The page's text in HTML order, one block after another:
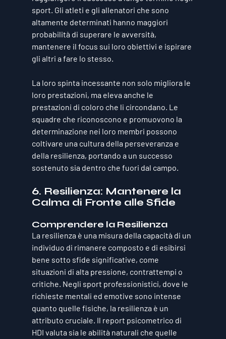
sport. Gli atleti e gli allenatori che sono
altamente determinati hanno maggiori
probabilità di superare le avversità,
mantenere il focus sui loro obiettivi e ispirare
gli altri a fare lo stesso.
La loro spinta incessante non solo migliora le
loro prestazioni, ma eleva anche le
prestazioni di coloro che li circondano. Le
squadre che riconoscono e promuovono la
determinazione nei loro membri possono
coltivare una cultura della perseveranza e
della resilienza, portando a un successo
sostenuto sia dentro che fuori dal campo.
6. Resilienza: Mantenere la
Calma di Fronte alle Sfide
Comprendere la Resilienza
La resilienza è una misura della capacità di un
individuo di rimanere composto e di esibirsi
bene sotto sfide significative, come
situazioni di alta pressione, contrattempi o
critiche. Negli sport professionistici, dove le
richieste mentali ed emotive sono intense
quanto quelle fisiche, la resilienza è un
attributo cruciale. Il report psicometrico di
HDI valuta sia le abilità naturali che quelle